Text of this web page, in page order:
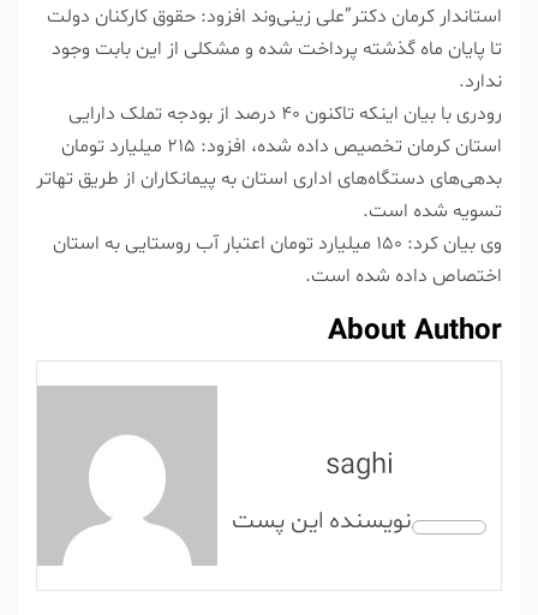
استاندار کرمان دکتر”علی زینی‌وند افزود: حقوق کارکنان دولت
تا پایان ماه گذشته پرداخت شده و مشکلی از این بابت وجود
ندارد.
رودری با بیان اینکه تاکنون ۴۰ درصد از بودجه تملک دارایی
استان کرمان تخصیص داده شده، افزود: ۲۱۵ میلیارد تومان
بدهی‌های دستگاه‌های اداری استان به پیمانکاران از طریق تهاتر
تسویه شده است.
وی بیان کرد: ۱۵۰ میلیارد تومان اعتبار آب روستایی به استان
اختصاص داده شده است.
About Author
saghi